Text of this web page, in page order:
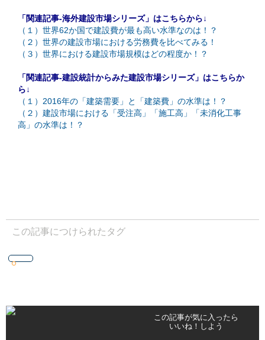
「関連記事-海外建設市場シリーズ」はこちらから↓
（１）世界62か国で建設費が最も高い水準なのは！？
（２）世界の建設市場における労務費を比べてみる！
（３）世界における建設市場規模はどの程度か！？
「関連記事-建設統計からみた建設市場シリーズ」はこちらか
ら↓
（１）2016年の「建築需要」と「建築費」の水準は！？
（２）建設市場における「受注高」「施工高」「未消化工事
高」の水準は！？
この記事につけられたタグ
この記事が気に入ったら
いいね！しよう